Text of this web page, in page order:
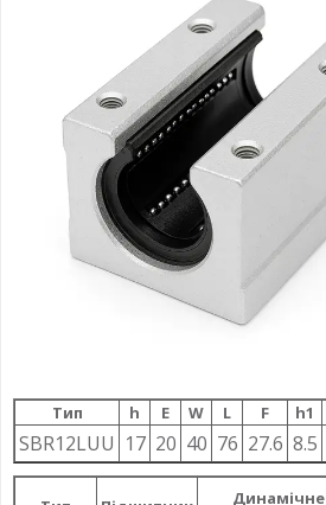
Тип h E W L F h1
SBR12LUU 17 20 40 76 27.6 8.5
Динамічне